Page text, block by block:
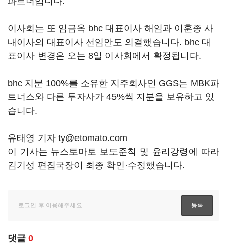
이사회는 또 임금옥 bhc 대표이사 해임과 이훈종 사
내이사의 대표이사 선임안도 의결했습니다. bhc 대
표이사 변경은 오는 8일 이사회에서 확정됩니다.
bhc 지분 100%를 소유한 지주회사인 GGS는 MBK파
트너스와 다른 투자사가 45%씩 지분을 보유하고 있
습니다.
유태영 기자 ty@etomato.com
이 기사는 뉴스토마토 보도준칙 및 윤리강령에 따라
김기성 편집국장이 최종 확인·수정했습니다.
댓글 0